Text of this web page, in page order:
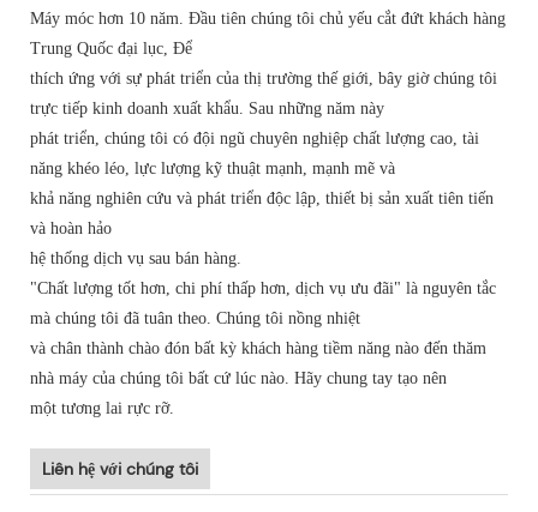
Máy móc hơn 10 năm. Đầu tiên chúng tôi chủ yếu cắt đứt khách hàng
Trung Quốc đại lục, Để
thích ứng với sự phát triển của thị trường thế giới, bây giờ chúng tôi
trực tiếp kinh doanh xuất khẩu. Sau những năm này
phát triển, chúng tôi có đội ngũ chuyên nghiệp chất lượng cao, tài
năng khéo léo, lực lượng kỹ thuật mạnh, mạnh mẽ và
khả năng nghiên cứu và phát triển độc lập, thiết bị sản xuất tiên tiến
và hoàn hảo
hệ thống dịch vụ sau bán hàng.
"Chất lượng tốt hơn, chi phí thấp hơn, dịch vụ ưu đãi" là nguyên tắc
mà chúng tôi đã tuân theo. Chúng tôi nồng nhiệt
và chân thành chào đón bất kỳ khách hàng tiềm năng nào đến thăm
nhà máy của chúng tôi bất cứ lúc nào. Hãy chung tay tạo nên
một tương lai rực rỡ.
Liên hệ với chúng tôi